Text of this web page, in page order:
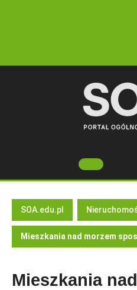
Open
SOA.edu.pl
Mieszkania nad morzem
Mieszkania